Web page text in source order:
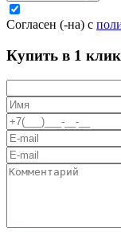
Согласен (-на) с
Купить в 1 клик